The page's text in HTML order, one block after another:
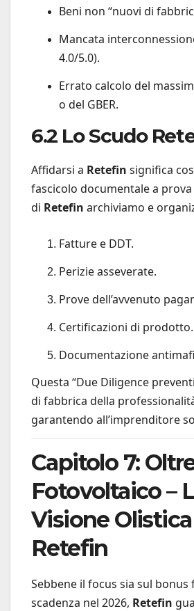
Beni non “nuovi di
Mancata
4.0/5.0).
Errato calcolo del
o del GBER.
6.2 Lo Scudo
Affidarsi a Retefin significa
fascicolo documentale a
di Retefin archiviamo e
Fatture e DDT.
Perizie asseverate.
Prove dell’avvenuto
Certificazioni di prodotto.
Documentazione
Questa “Due Diligence
di fabbrica della
garantendo all’imprenditore
Capitolo 7:
Fotovoltaico –
Visione
Retefin
Sebbene il focus sia sul
scadenza nel 2026, Retefin